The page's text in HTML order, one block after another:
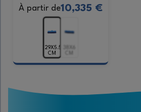
À partir de10,335 €
29X5.5
CM